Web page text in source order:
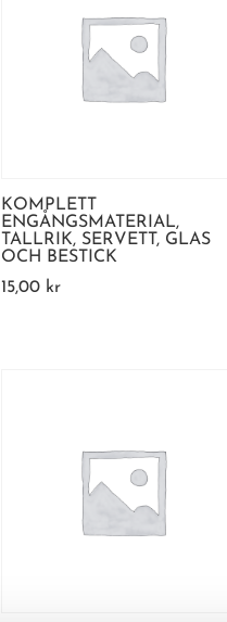
KOMPLETT
ENGÅNGSMATERIAL,
TALLRIK, SERVETT, GLAS
OCH BESTICK
15,00 kr